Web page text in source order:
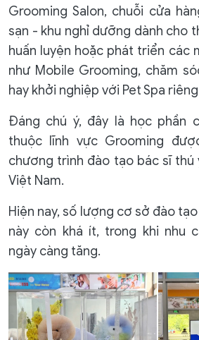
Grooming Salon, chuỗi cửa
sạn - khu nghỉ dưỡng dành cho
huấn luyện hoặc phát triển các
như Mobile Grooming, chăm
hay khởi nghiệp với Pet Spa
Đáng chú ý, đây là học phần
thuộc lĩnh vực Grooming
chương trình đào tạo bác sĩ thú
Việt Nam.
Hiện nay, số lượng cơ sở đào
này còn khá ít, trong khi nhu
ngày càng tăng.